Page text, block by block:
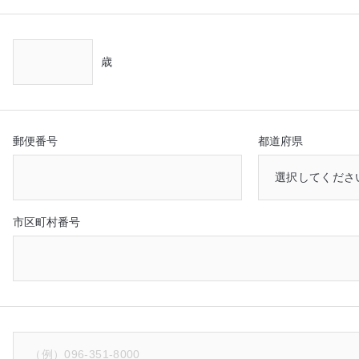
歳
郵便番号 都道府県
市区町村番号